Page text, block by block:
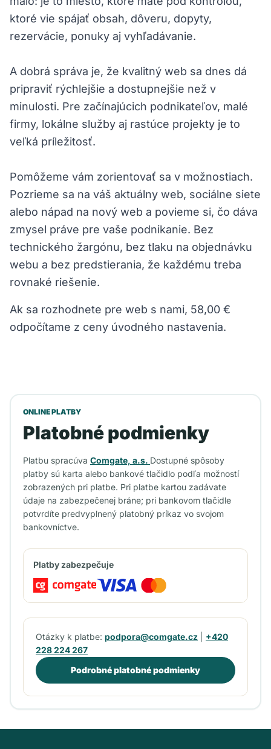
ktoré vie spájať obsah, dôveru, dopyty,
rezervácie, ponuky aj vyhľadávanie.
A dobrá správa je, že kvalitný web sa dnes dá
pripraviť rýchlejšie a dostupnejšie než v
minulosti. Pre začínajúcich podnikateľov, malé
firmy, lokálne služby aj rastúce projekty je to
veľká príležitosť.
Pomôžeme vám zorientovať sa v možnostiach.
Pozrieme sa na váš aktuálny web, sociálne siete
alebo nápad na nový web a povieme si, čo dáva
zmysel práve pre vaše podnikanie. Bez
technického žargónu, bez tlaku na objednávku
webu a bez predstierania, že každému treba
rovnaké riešenie.
Ak sa rozhodnete pre web s nami, 58,00 €
odpočítame z ceny úvodného nastavenia.
ONLINE PLATBY
Platobné podmienky
Platbu spracúva Comgate, a.s. Dostupné spôsoby
platby sú karta alebo bankové tlačidlo podľa možností
zobrazených pri platbe. Pri platbe kartou zadávate
údaje na zabezpečenej bráne; pri bankovom tlačidle
potvrdíte predvyplnený platobný príkaz vo svojom
bankovníctve.
Platby zabezpečuje
Otázky k platbe: podpora@comgate.cz
+420
228 224 267
Podrobné platobné podmienky